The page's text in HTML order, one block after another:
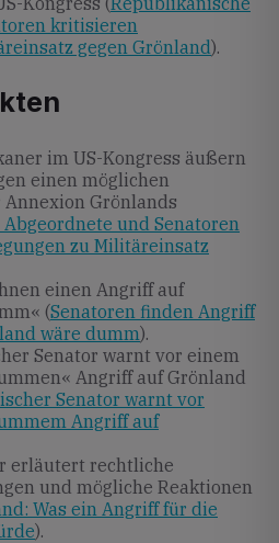
kritisieren
gegen Grönland).
im US-Kongress äußern
einen möglichen
Grönlands
und Senatoren
zu Militäreinsatz
einen Angriff auf
(Senatoren finden Angriff
wäre dumm).
Senator warnt vor einem
Angriff auf Grönland
Senator warnt vor
Angriff auf
erläutert rechtliche
und mögliche Reaktionen
Was ein Angriff für die
).